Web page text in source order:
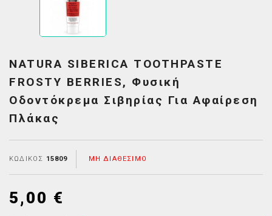
NATURA SIBERICA TOOTHPASTE
FROSTY BERRIES, Φυσική
Οδοντόκρεμα Σιβηρίας Για Αφαίρεση
Πλάκας
ΚΩΔΙΚΌΣ 15809 ΜΗ ΔΙΑΘΈΣΙΜΟ
5,00 €